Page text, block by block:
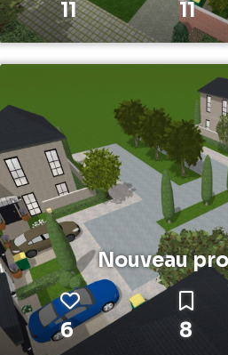
11 11
Nouveau
6 8